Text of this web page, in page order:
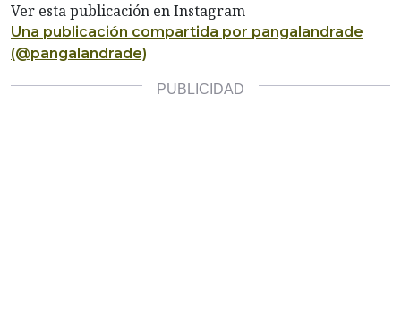
Ver esta publicación en Instagram
Una publicación compartida por pangalandrade
(@pangalandrade)